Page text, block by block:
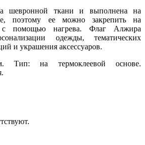
шевронной ткани и выполнена на
поэтому ее можно закрепить на
с помощью нагрева. Флаг Алжира
одежды, тематических
и украшения аксессуаров.
Тип: на термоклеевой основе.